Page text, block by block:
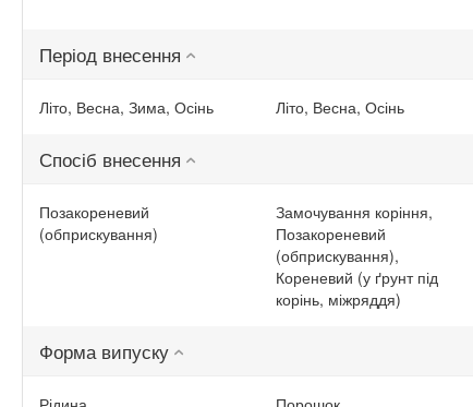
Період внесення
Літо, Весна, Зима, Осінь Літо, Весна, Осінь
Спосіб внесення
Позакореневий
(обприскування)
Замочування коріння,
Позакореневий
(обприскування),
Кореневий (у ґрунт під
корінь, міжряддя)
Форма випуску